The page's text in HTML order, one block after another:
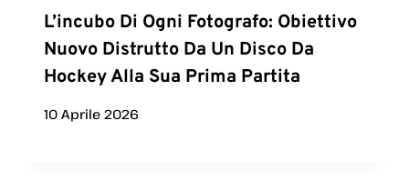
L’incubo Di Ogni Fotografo: Obiettivo
Nuovo Distrutto Da Un Disco Da
Hockey Alla Sua Prima Partita
10 Aprile 2026